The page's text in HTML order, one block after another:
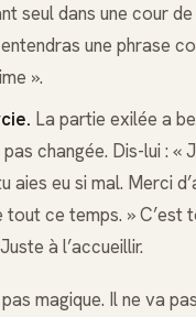
seul dans une cour
une phrase
».
La partie exilée a
changée. Dis-lui : «
aies eu si mal. Merci
ce temps. » C’est
à l’accueillir.
magique. Il ne va